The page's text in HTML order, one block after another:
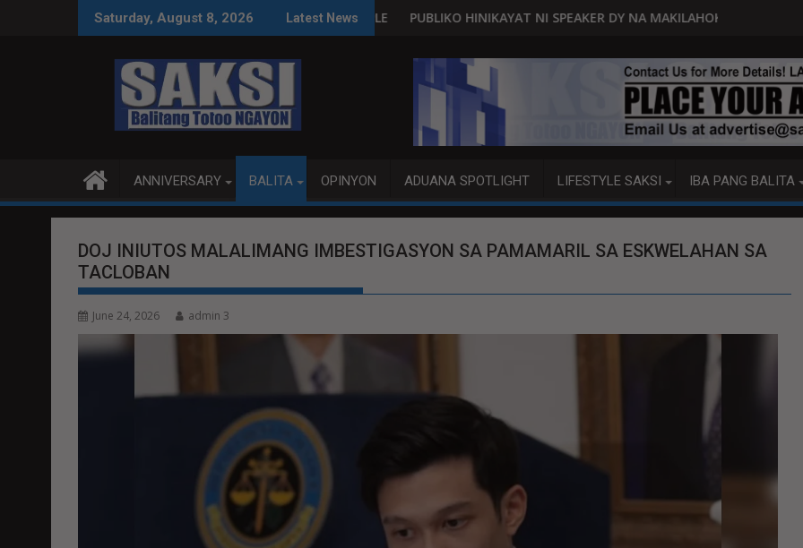
Saturday, August 8, 2026 Latest News
SA WPS O MAGBITIW
KONGRESO NA SUSPENDIHIN IMPLEMENTASYON NG RPVARAPUBLIKO HINIKAYAT NI SPEAKER DY NA MAKILAHOK SA PAGBUO NG MGA BATAS
MALACAÑANG PINAAARAL NA
ANNIVERSARY BALITA OPINYON ADUANA SPOTLIGHT LIFESTYLE SAKSI IBA PANG BALITA
DOJ INIUTOS MALALIMANG IMBESTIGASYON SA PAMAMARIL SA ESKWELAHAN SA
TACLOBAN
June 24, 2026 admin 3